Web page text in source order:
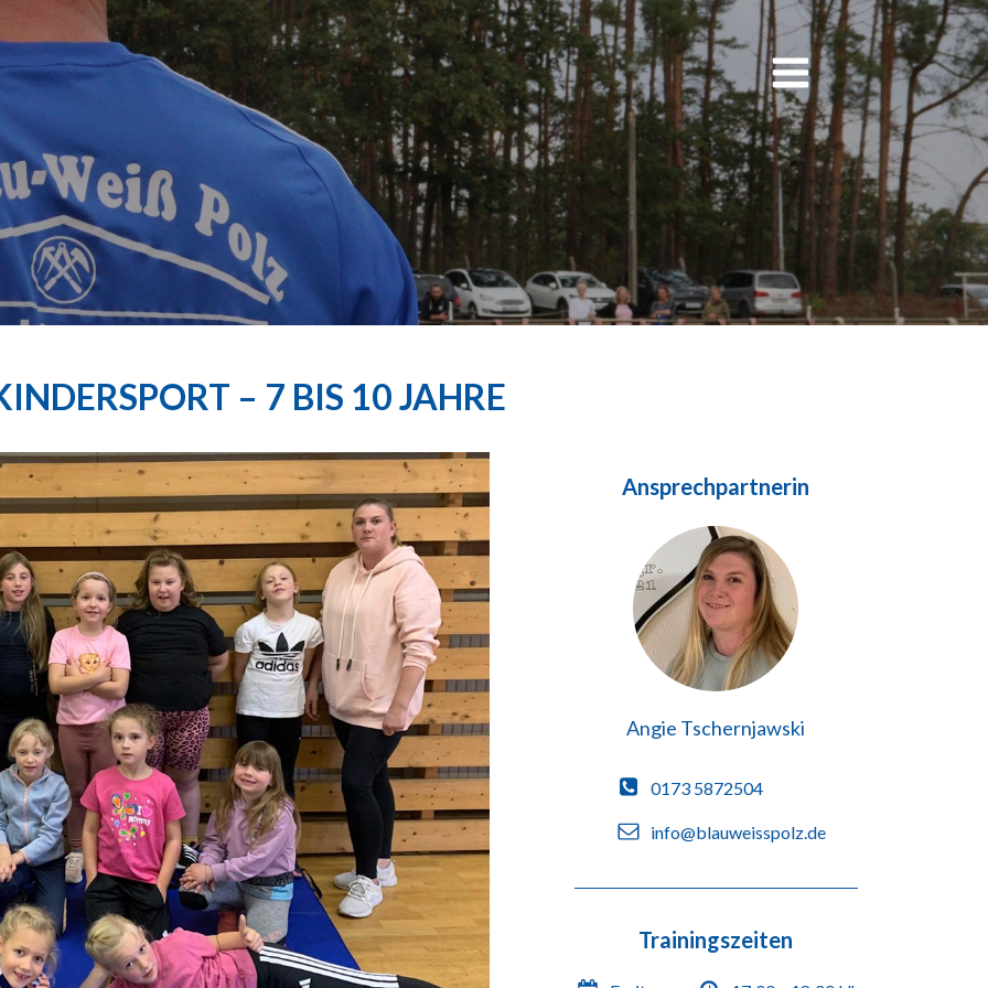
– 7 BIS 10 JAHRE
Ansprechpartnerin
Angie Tschernjawski
0173 5872504
info@blauweisspolz.de
Trainingszeiten